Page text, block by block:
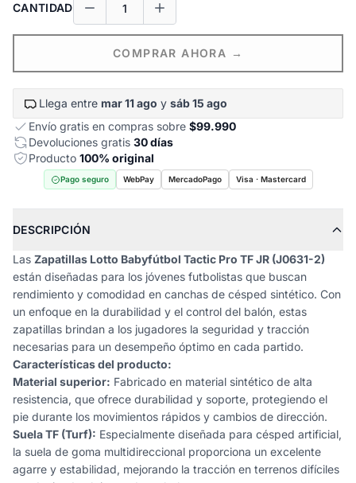
CANTIDAD
COMPRAR AHORA →
Llega entre mar 11 ago y sáb 15 ago
Envío gratis en compras sobre $99.990
Devoluciones gratis 30 días
Producto 100% original
Pago seguro WebPay MercadoPago Visa · Mastercard
DESCRIPCIÓN
Las Zapatillas Lotto Babyfútbol Tactic Pro TF JR (J0631-2)
están diseñadas para los jóvenes futbolistas que buscan
rendimiento y comodidad en canchas de césped sintético. Con
un enfoque en la durabilidad y el control del balón, estas
zapatillas brindan a los jugadores la seguridad y tracción
necesarias para un desempeño óptimo en cada partido.
Características del producto:
Material superior: Fabricado en material sintético de alta
resistencia, que ofrece durabilidad y soporte, protegiendo el
pie durante los movimientos rápidos y cambios de dirección.
Suela TF (Turf): Especialmente diseñada para césped artificial,
la suela de goma multidireccional proporciona un excelente
agarre y estabilidad, mejorando la tracción en terrenos difíciles